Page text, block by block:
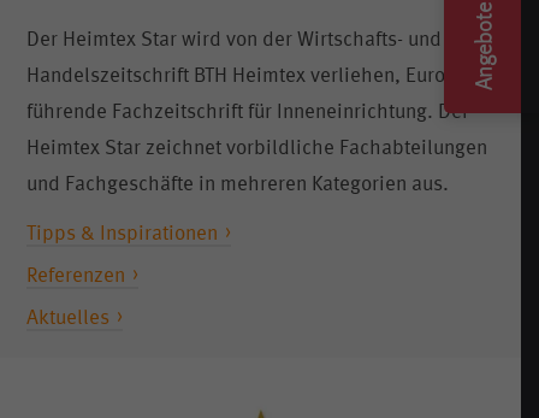
Angebote
Der Heimtex Star wird von der Wirtschafts- und
Handelszeitschrift BTH Heimtex verliehen, Europas
führende Fachzeitschrift für Inneneinrichtung. Der
Heimtex Star zeichnet vorbildliche Fachabteilungen
und Fachgeschäfte in mehreren Kategorien aus.
Tipps & Inspirationen
Referenzen
Aktuelles